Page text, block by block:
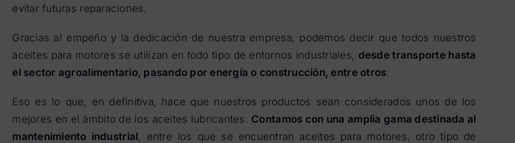
evitar futuras reparaciones.
Gracias al empeño y la dedicación de nuestra empresa, podemos decir que todos nuestros
aceites para motores se utilizan en todo tipo de entornos industriales, desde transporte hasta
el sector agroalimentario, pasando por energía o construcción, entre otros.
Eso es lo que, en definitiva, hace que nuestros productos sean considerados unos de los
mejores en el ámbito de los aceites lubricantes. Contamos con una amplia gama destinada al
mantenimiento industrial, entre los que se encuentran aceites para motores, otro tipo de